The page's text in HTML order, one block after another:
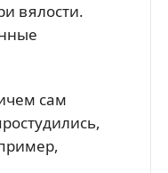
вялости.
сам